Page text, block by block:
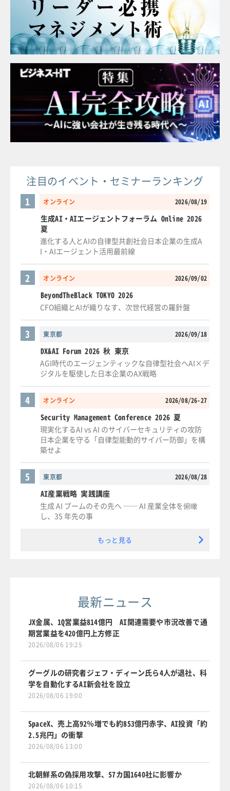
注目のイベント・セミナーランキング
オンライン 2026/08/19
1
生成AI・AIエージェントフォーラム Online 2026
夏
進化する人とAIの自律型共創社会日本企業の生成A
I・AIエージェント活用最前線
オンライン 2026/09/02
2
BeyondTheBlack TOKYO 2026
CFO組織とAIが織りなす、次世代経営の羅針盤
東京都 2026/09/18
3
DX&AI Forum 2026 秋 東京
AGI時代のエージェンティックな自律型社会へAI×デ
ジタルを駆使した日本企業のAX戦略
オンライン 2026/08/26-27
4
Security Management Conference 2026 夏
現実化するAI vs AI のサイバーセキュリティの攻防
日本企業を守る「自律型能動的サイバー防御」を構
築せよ
東京都 2026/08/28
5
AI産業戦略 実践講座
生成 AI ブームのその先へ ── AI 産業全体を俯瞰
し、35 年先の事
もっと見る
最新ニュース
JX金属、1Q営業益814億円 AI関連需要や市況改善で通
期営業益を420億円上方修正
2026/08/06 19:25
グーグルの研究者ジェフ・ディーン氏ら4人が退社、科
学を自動化するAI新会社を設立
2026/08/06 19:00
SpaceX、売上高92％増でも約853億円赤字、AI投資「約
2.5兆円」の衝撃
2026/08/06 13:00
北朝鮮系の偽採用攻撃、57カ国1640社に影響か
2026/08/06 10:15